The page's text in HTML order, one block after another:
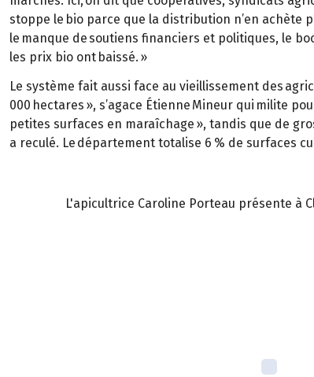
stoppe le bio parce que la distribution n’en achète
le manque de soutiens financiers et politiques, le
les prix bio ont baissé. »
Le système fait aussi face au vieillissement des
000 hectares », s’agace Étienne Mineur qui milite
petites surfaces en maraîchage », tandis que de
a reculé. Le département totalise 6 % de surfaces
L'apicultrice Caroline Porteau présente à